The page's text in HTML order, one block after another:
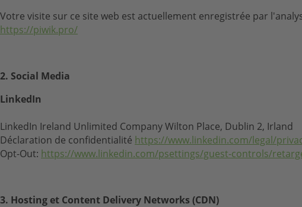
Votre visite sur ce site web est actuellement enregistrée par
https://piwik.pro/
2. Social Media
LinkedIn
LinkedIn Ireland Unlimited Company Wilton Place, Dublin 2, Irland
Déclaration de confidentialité https://www.linkedin.com/legal/
Opt-Out: https://www.linkedin.com/psettings/guest-controls/
3. Hosting et Content Delivery Networks (CDN)